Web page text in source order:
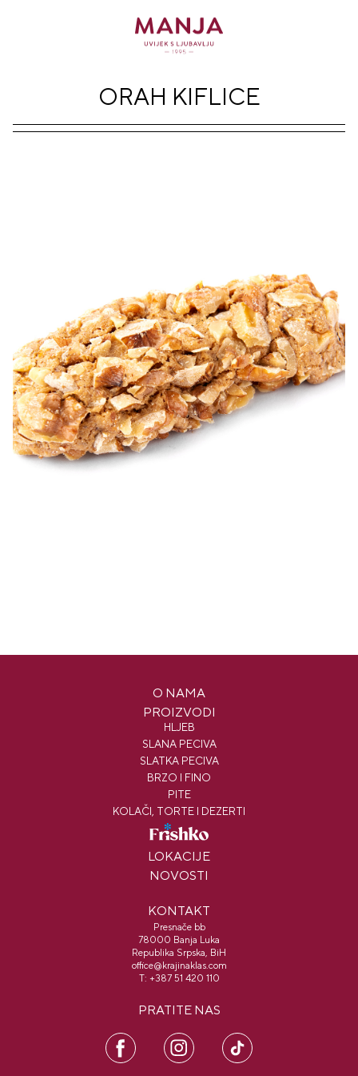
ORAH KIFLICE
O NAMA
PROIZVODI
HLJEB
SLANA PECIVA
SLATKA PECIVA
BRZO I FINO
PITE
KOLAČI, TORTE I DEZERTI
FRISHKO
LOKACIJE
NOVOSTI
KONTAKT
Presnače bb
78000 Banja Luka
Republika Srpska, BiH
office@krajinaklas.com
T: +387 51 420 110
PRATITE NAS
FB
IN PI